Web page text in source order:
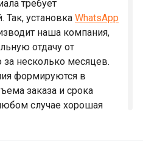
требует
Так, установка WhatsApp
наша компания,
отдачу от
несколько месяцев.
формируются в
заказа и срока
случае хорошая